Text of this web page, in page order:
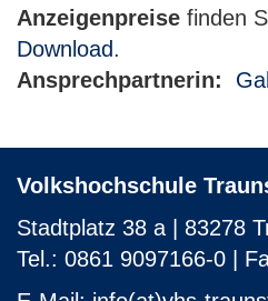
Anzeigenpreise finden
Download.
Ansprechpartnerin:
Volkshochschule
Stadtplatz 38 a | 83278
Tel.: 0861 9097166-0 |